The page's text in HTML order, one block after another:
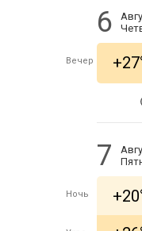
6
Вечер
7
Ночь